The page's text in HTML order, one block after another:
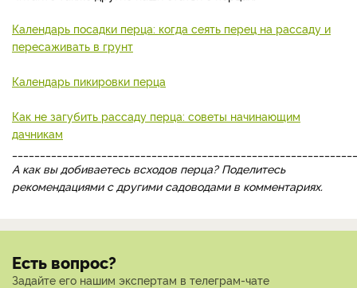
Календарь посадки перца: когда сеять перец на рассаду и
пересаживать в грунт
Календарь пикировки перца
Как не загубить рассаду перца: советы начинающим
дачникам
А как вы добиваетесь всходов перца? Поделитесь
рекомендациями с другими садоводами в комментариях.
Есть вопрос?
Задайте его нашим экспертам в телеграм-чате